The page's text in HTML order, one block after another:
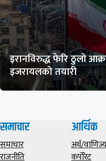
इरानविरुद्ध फेरि ठुलो
इजरायलको तयारी
समाचार
समाचार
राजनीति
आर्थिक
अर्थ/
कर्पोरेट